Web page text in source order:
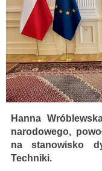
Hanna
narodowego,
na stanowisko
Techniki.